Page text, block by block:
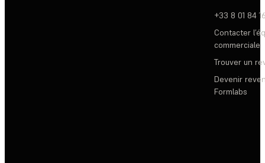
+33 8 01 84
Contacter
commerciale
Trouver un
Devenir
Formlabs